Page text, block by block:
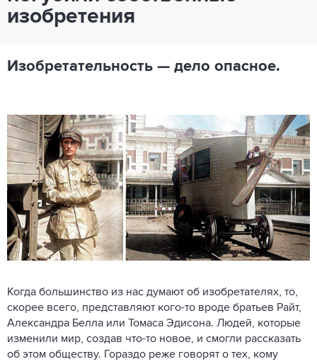
изобретения
Изобретательность — дело опасное.
Когда большинство из нас думают об изобретателях, то,
скорее всего, представляют кого-то вроде братьев Райт,
Александра Белла или Томаса Эдисона. Людей, которые
изменили мир, создав что-то новое, и смогли рассказать
об этом обществу. Гораздо реже говорят о тех, кому